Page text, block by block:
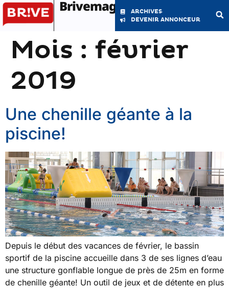
Brivemag'
ARCHIVES
DEVENIR ANNONCEUR
Mois : février
2019
Une chenille géante à la
piscine!
Depuis le début des vacances de février, le bassin
sportif de la piscine accueille dans 3 de ses lignes d’eau
une structure gonflable longue de près de 25m en forme
de chenille géante! Un outil de jeux et de détente en plus